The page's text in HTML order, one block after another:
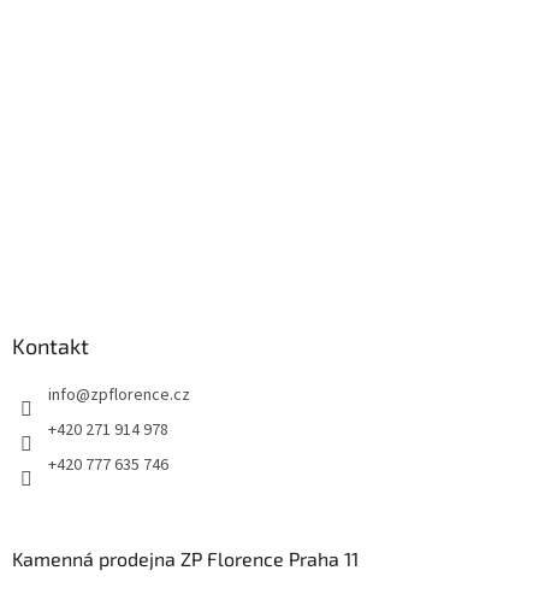
Kontakt
info@zpflorence.cz
+420 271 914 978
+420 777 635 746
Kamenná prodejna ZP Florence Praha 11